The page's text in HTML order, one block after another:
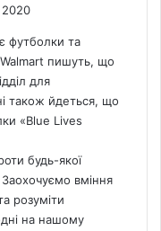
футболки та
пишуть, що
для
також йдеться, що
«Blue Lives
будь-якої
вміння
розуміти
на нашому